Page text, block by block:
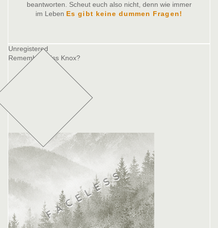
beantworten. Scheut euch also nicht, denn wie immer
im Leben Es gibt keine dummen Fragen!
Unregistered
Remember Miss Knox?